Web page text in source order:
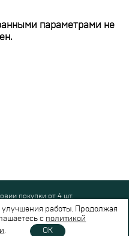
параметрами не
покупки от 4 шт.
Маркет(ООО "Безопасные
носит справочный характер и не
работы. Продолжая
с политикой
. OK